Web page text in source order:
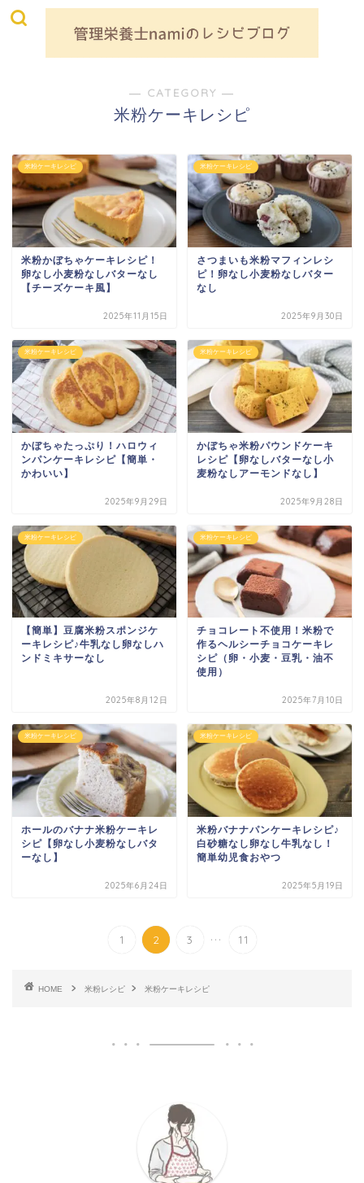
― CATEGORY ―
米粉ケーキレシピ
米粉ケーキレシピ
米粉かぼちゃケーキレシピ！
卵なし小麦粉なしバターなし
【チーズケーキ風】
2025年11月15日
米粉ケーキレシピ
さつまいも米粉マフィンレシ
ピ！卵なし小麦粉なしバター
なし
2025年9月30日
米粉ケーキレシピ
かぼちゃたっぷり！ハロウィ
ンパンケーキレシピ【簡単・
かわいい】
2025年9月29日
米粉ケーキレシピ
かぼちゃ米粉パウンドケーキ
レシピ【卵なしバターなし小
麦粉なしアーモンドなし】
2025年9月28日
米粉ケーキレシピ
【簡単】豆腐米粉スポンジケ
ーキレシピ♪牛乳なし卵なしハ
ンドミキサーなし
2025年8月12日
米粉ケーキレシピ
チョコレート不使用！米粉で
作るヘルシーチョコケーキレ
シピ（卵・小麦・豆乳・油不
使用）
2025年7月10日
米粉ケーキレシピ
ホールのバナナ米粉ケーキレ
シピ【卵なし小麦粉なしバタ
ーなし】
2025年6月24日
米粉ケーキレシピ
米粉バナナパンケーキレシピ♪
白砂糖なし卵なし牛乳なし！
簡単幼児食おやつ
2025年5月19日
1 2 3 ... 11
HOME 米粉レシピ 米粉ケーキレシピ